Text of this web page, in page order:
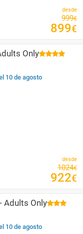
desde
999€
899€
Only
10 de agosto
desde
1024€
922€
Adults Only
10 de agosto